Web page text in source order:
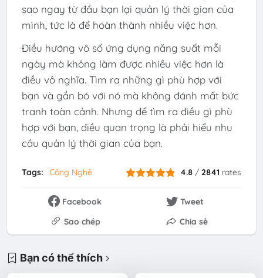
sao ngay từ đầu bạn lại quản lý thời gian của
mình, tức là để hoàn thành nhiều việc hơn.
Điều hướng vô số ứng dụng năng suất mỗi
ngày mà không làm được nhiều việc hơn là
điều vô nghĩa. Tìm ra những gì phù hợp với
bạn và gắn bó với nó mà không đánh mất bức
tranh toàn cảnh. Nhưng để tìm ra điều gì phù
hợp với bạn, điều quan trọng là phải hiểu nhu
cầu quản lý thời gian của bạn.
Tags: Công Nghệ 4.8 /2841 rates
Facebook
Tweet
Sao chép
Chia sẻ
Bạn có thể thích